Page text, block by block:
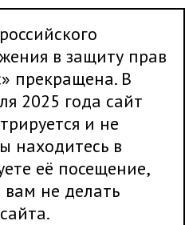
в защиту прав
прекращена. В
2025 года сайт
и не
находитесь в
её посещение,
не делать